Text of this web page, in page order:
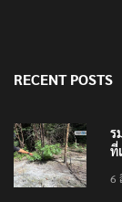
RECENT POSTS
ร
ที่
6